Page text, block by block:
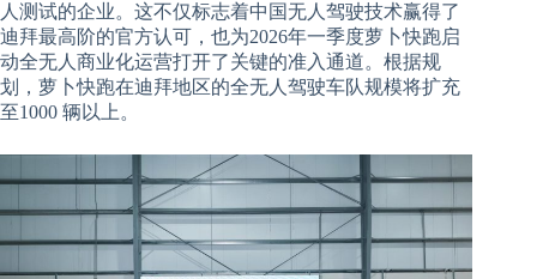
人测试的企业。这不仅标志着中国无人驾驶技术赢得了
迪拜最高阶的官方认可，也为2026年一季度萝卜快跑启
动全无人商业化运营打开了关键的准入通道。根据规
划，萝卜快跑在迪拜地区的全无人驾驶车队规模将扩充
至1000 辆以上。